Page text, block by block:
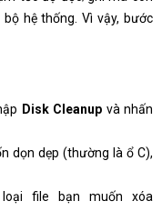
hệ thống. Vì vậy, bước
Disk Cleanup và nhấn
dọn dẹp (thường là ổ C),
file bạn muốn xóa